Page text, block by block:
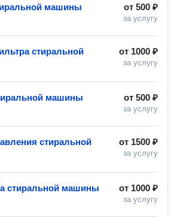
от 500 ₽
за услугу
машины
от 1000 ₽
за услугу
стиральной
от 500 ₽
за услугу
машины
от 1500 ₽
за услугу
стиральной
от 1000 ₽
за услугу
стиральной машины